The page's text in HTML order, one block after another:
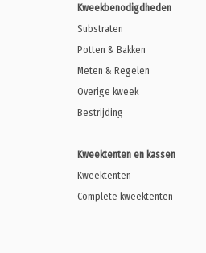
Kweekbenodigdheden
Substraten
Potten & Bakken
Meten & Regelen
Overige kweek
Bestrijding
Kweektenten en kassen
Kweektenten
Complete kweektenten